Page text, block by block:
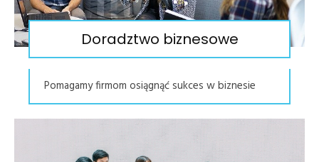
Doradztwo biznesowe
Pomagamy firmom osiągnąć sukces w biznesie